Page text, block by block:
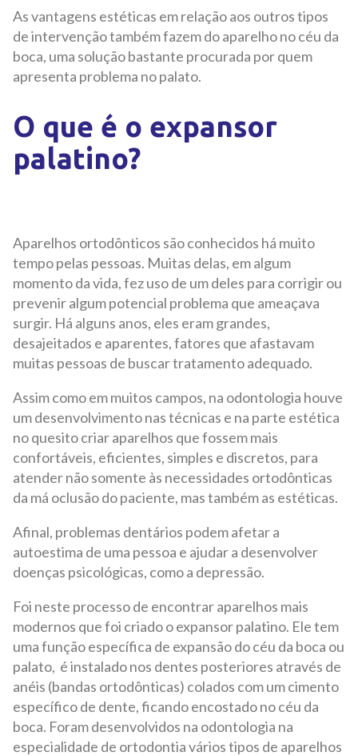
As vantagens estéticas em relação aos outros tipos
de intervenção também fazem do aparelho no céu da
boca, uma solução bastante procurada por quem
apresenta problema no palato.
O que é o expansor
palatino?
Aparelhos ortodônticos são conhecidos há muito
tempo pelas pessoas. Muitas delas, em algum
momento da vida, fez uso de um deles para corrigir ou
prevenir algum potencial problema que ameaçava
surgir. Há alguns anos, eles eram grandes,
desajeitados e aparentes, fatores que afastavam
muitas pessoas de buscar tratamento adequado.
Assim como em muitos campos, na odontologia houve
um desenvolvimento nas técnicas e na parte estética
no quesito criar aparelhos que fossem mais
confortáveis, eficientes, simples e discretos, para
atender não somente às necessidades ortodônticas
da má oclusão do paciente, mas também as estéticas.
Afinal, problemas dentários podem afetar a
autoestima de uma pessoa e ajudar a desenvolver
doenças psicológicas, como a depressão.
Foi neste processo de encontrar aparelhos mais
modernos que foi criado o expansor palatino. Ele tem
uma função específica de expansão do céu da boca ou
palato, é instalado nos dentes posteriores através de
anéis (bandas ortodônticas) colados com um cimento
específico de dente, ficando encostado no céu da
boca. Foram desenvolvidos na odontologia na
especialidade de ortodontia vários tipos de aparelhos